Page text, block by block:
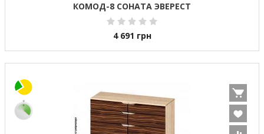
КОМОД-8 СОНАТА ЭВЕРЕСТ
4 691 грн